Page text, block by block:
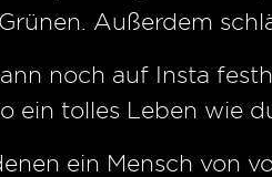
Außerdem
noch auf Insta
ein tolles Leben wie
ein Mensch von